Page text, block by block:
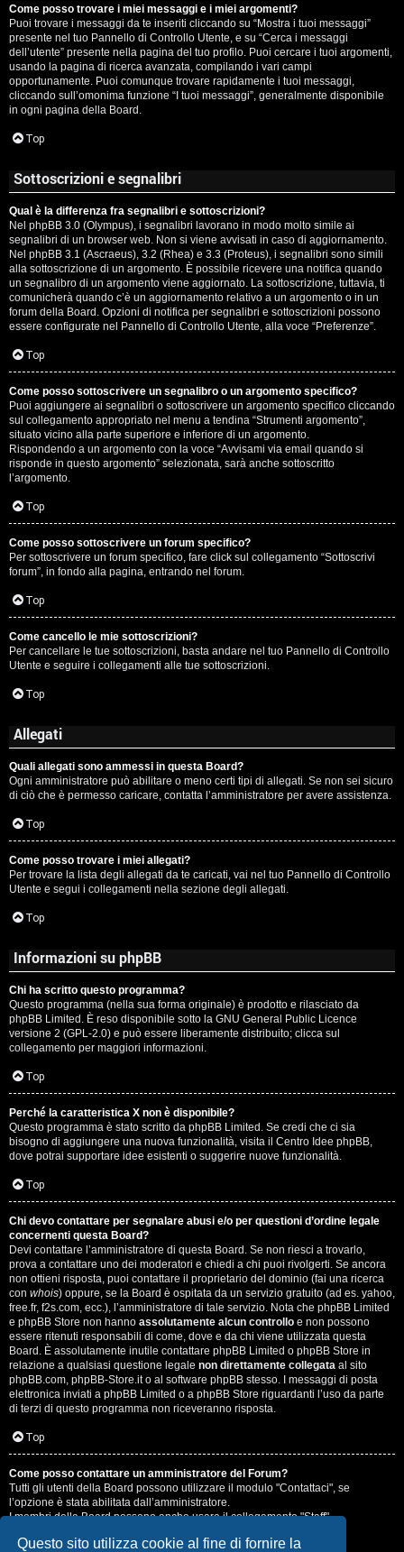
Questo sito utilizza cookie al fine di fornire la
Come posso trovare i miei messaggi e i miei argomenti?
Puoi trovare i messaggi da te inseriti cliccando su “Mostra i tuoi messaggi”
presente nel tuo Pannello di Controllo Utente, e su “Cerca i messaggi
dell’utente” presente nella pagina del tuo profilo. Puoi cercare i tuoi argomenti,
usando la pagina di ricerca avanzata, compilando i vari campi
opportunamente. Puoi comunque trovare rapidamente i tuoi messaggi,
cliccando sull’omonima funzione “I tuoi messaggi”, generalmente disponibile
in ogni pagina della Board.
Top
Sottoscrizioni e segnalibri
Qual è la differenza fra segnalibri e sottoscrizioni?
Nel phpBB 3.0 (Olympus), i segnalibri lavorano in modo molto simile ai
segnalibri di un browser web. Non si viene avvisati in caso di aggiornamento.
Nel phpBB 3.1 (Ascraeus), 3.2 (Rhea) e 3.3 (Proteus), i segnalibri sono simili
alla sottoscrizione di un argomento. È possibile ricevere una notifica quando
un segnalibro di un argomento viene aggiornato. La sottoscrizione, tuttavia, ti
comunicherà quando c’è un aggiornamento relativo a un argomento o in un
forum della Board. Opzioni di notifica per segnalibri e sottoscrizioni possono
essere configurate nel Pannello di Controllo Utente, alla voce “Preferenze”.
Top
Come posso sottoscrivere un segnalibro o un argomento specifico?
Puoi aggiungere ai segnalibri o sottoscrivere un argomento specifico cliccando
sul collegamento appropriato nel menu a tendina “Strumenti argomento”,
situato vicino alla parte superiore e inferiore di un argomento.
Rispondendo a un argomento con la voce “Avvisami via email quando si
risponde in questo argomento” selezionata, sarà anche sottoscritto
l’argomento.
Top
Come posso sottoscrivere un forum specifico?
Per sottoscrivere un forum specifico, fare click sul collegamento “Sottoscrivi
forum”, in fondo alla pagina, entrando nel forum.
Top
Come cancello le mie sottoscrizioni?
Per cancellare le tue sottoscrizioni, basta andare nel tuo Pannello di Controllo
Utente e seguire i collegamenti alle tue sottoscrizioni.
Top
Allegati
Quali allegati sono ammessi in questa Board?
Ogni amministratore può abilitare o meno certi tipi di allegati. Se non sei sicuro
di ciò che è permesso caricare, contatta l’amministratore per avere assistenza.
Top
Come posso trovare i miei allegati?
Per trovare la lista degli allegati da te caricati, vai nel tuo Pannello di Controllo
Utente e segui i collegamenti nella sezione degli allegati.
Top
Informazioni su phpBB
Chi ha scritto questo programma?
Questo programma (nella sua forma originale) è prodotto e rilasciato da
phpBB Limited . È reso disponibile sotto la GNU General Public Licence
versione 2 (GPL-2.0) e può essere liberamente distribuito; clicca sul
collegamento per maggiori informazioni.
Top
Perché la caratteristica X non è disponibile?
Questo programma è stato scritto da phpBB Limited. Se credi che ci sia
bisogno di aggiungere una nuova funzionalità, visita il Centro Idee phpBB,
dove potrai supportare idee esistenti o suggerire nuove funzionalità.
Top
Chi devo contattare per segnalare abusi e/o per questioni d’ordine legale
concernenti questa Board?
Devi contattare l’amministratore di questa Board. Se non riesci a trovarlo,
prova a contattare uno dei moderatori e chiedi a chi puoi rivolgerti. Se ancora
non ottieni risposta, puoi contattare il proprietario del dominio (fai una ricerca
con whois) oppure, se la Board è ospitata da un servizio gratuito (ad es. yahoo,
free.fr, f2s.com, ecc.), l’amministratore di tale servizio. Nota che phpBB Limited
e phpBB Store non hanno assolutamente alcun controllo e non possono
essere ritenuti responsabili di come, dove e da chi viene utilizzata questa
Board. È assolutamente inutile contattare phpBB Limited o phpBB Store in
relazione a qualsiasi questione legale non direttamente collegata al sito
phpBB.com, phpBB-Store.it o al software phpBB stesso. I messaggi di posta
elettronica inviati a phpBB Limited o a phpBB Store riguardanti l’uso da parte
di terzi di questo programma non riceveranno risposta.
Top
Come posso contattare un amministratore del Forum?
Tutti gli utenti della Board possono utilizzare il modulo "Contattaci", se
l’opzione è stata abilitata dall’amministratore.
I membri della Board possono anche usare il collegamento "Staff".
Top